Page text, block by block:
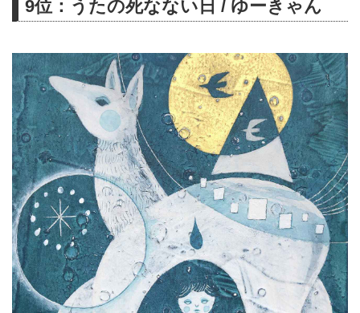
ム・セクションに曲ごとに様々な
ゲストを加えている。冒頭の「ス
戦。ブラジリアン・テイストの
「旅するバルーン」はCOVID-19
拡大の中で詩を書き、三枝伸太郎
とのリモート録音で完成した。モ
ーツァルトに触発された「朝がく
るよ」、スペーシーなエレクロ・
サウンドから西田修大のギターを
フィーチュ...
9位：うたの死なない日 / ゆーきゃん